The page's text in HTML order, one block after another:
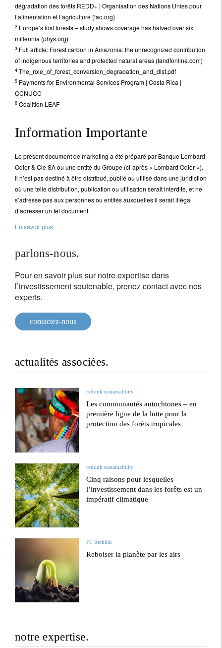
dégradation des forêts REDD+ | Organisation des Nations Unies pour
l’alimentation et l’agriculture (fao.org)
2 Europe’s lost forests – study shows coverage has halved over six
millennia (phys.org)
3 Full article: Forest carbon in Amazonia: the unrecognized contribution
of indigenous territories and protected natural areas (tandfonline.com)
4 The_role_of_forest_conversion_degradation_and_dist.pdf
5 Payments for Environmental Services Program | Costa Rica |
CCNUCC
6 Coalition LEAF
Information Importante
Le présent document de marketing a été préparé par Banque Lombard
Odier & Cie SA ou une entité du Groupe (ci-après « Lombard Odier »).
Il n’est pas destiné à être distribué, publié ou utilisé dans une juridiction
où une telle distribution, publication ou utilisation serait interdite, et ne
s’adresse pas aux personnes ou entités auxquelles il serait illégal
d’adresser un tel document.
En savoir plus.
parlons-nous.
Pour en savoir plus sur notre expertise dans
l’investissement soutenable, prenez contact avec nos
experts.
contactez-nous
actualités associées.
rethink sustainability
Les communautés autochtones – en
première ligne de la lutte pour la
protection des forêts tropicales
rethink sustainability
Cinq raisons pour lesquelles
l’investissement dans les forêts est un
impératif climatique
FT Rethink
Reboiser la planète par les airs
notre expertise.